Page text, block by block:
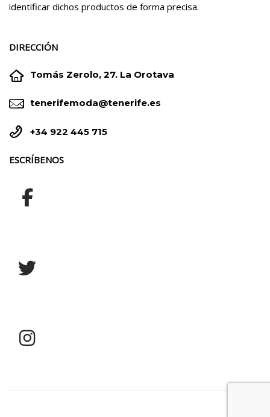
identificar dichos productos de forma precisa.
DIRECCIÓN

 Tomás Zerolo, 27. La Orotava

 tenerifemoda@tenerife.es

 +34 922 445 715
ESCRÍBENOS